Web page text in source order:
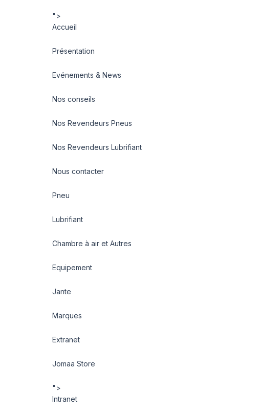
">
Accueil
Présentation
Evénements & News
Nos conseils
Nos Revendeurs Pneus
Nos Revendeurs Lubrifiant
Nous contacter
Pneu
Lubrifiant
Chambre à air et Autres
Equipement
Jante
Marques
Extranet
Jomaa Store
">
Intranet